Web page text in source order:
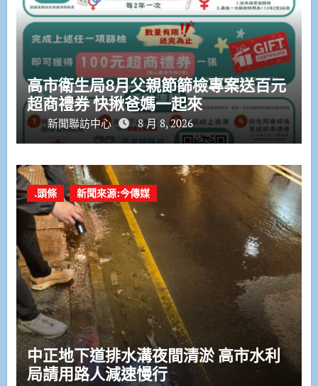
高市衛生局8月父親節篩檢專案送百元
超商禮券 快揪爸媽一起來
新聞聯訪中心 8 月 8, 2026
.頭條 新聞來源:今傳媒
中正地下道排水溝夜間清淤 高市水利
局請用路人減速慢行